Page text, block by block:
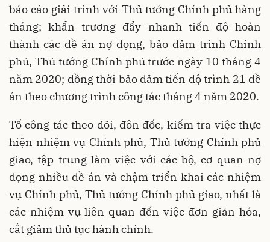
báo cáo giải trình với Thủ tướng Chính phủ hàng
tháng; khẩn trương đẩy nhanh tiến độ hoàn
thành các đề án nợ đọng, bảo đảm trình Chính
phủ, Thủ tướng Chính phủ trước ngày 10 tháng 4
năm 2020; đồng thời bảo đảm tiến độ trình 21 đề
án theo chương trình công tác tháng 4 năm 2020.
Tổ công tác theo dõi, đôn đốc, kiểm tra việc thực
hiện nhiệm vụ Chính phủ, Thủ tướng Chính phủ
giao, tập trung làm việc với các bộ, cơ quan nợ
đọng nhiều đề án và chậm triển khai các nhiệm
vụ Chính phủ, Thủ tướng Chính phủ giao, nhất là
các nhiệm vụ liên quan đến việc đơn giản hóa,
cắt giảm thủ tục hành chính.